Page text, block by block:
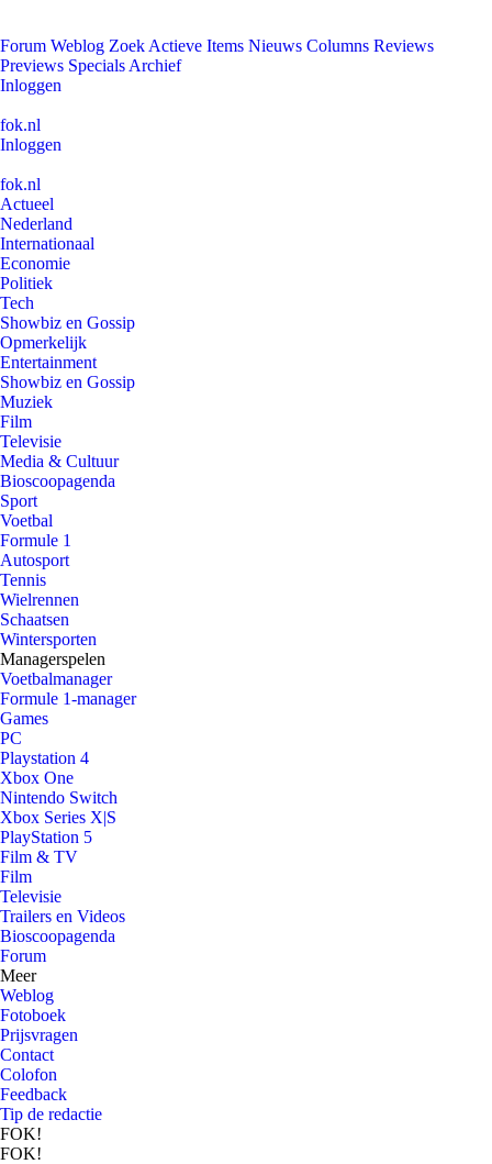
Forum Weblog Zoek Actieve Items Nieuws Columns Reviews
Previews Specials Archief
Inloggen
fok.nl
Inloggen
fok.nl
Actueel
Nederland
Internationaal
Economie
Politiek
Tech
Showbiz en Gossip
Opmerkelijk
Entertainment
Showbiz en Gossip
Muziek
Film
Televisie
Media & Cultuur
Bioscoopagenda
Sport
Voetbal
Formule 1
Autosport
Tennis
Wielrennen
Schaatsen
Wintersporten
Managerspelen
Voetbalmanager
Formule 1-manager
Games
PC
Playstation 4
Xbox One
Nintendo Switch
Xbox Series X|S
PlayStation 5
Film & TV
Film
Televisie
Trailers en Videos
Bioscoopagenda
Forum
Meer
Weblog
Fotoboek
Prijsvragen
Contact
Colofon
Feedback
Tip de redactie
FOK!
FOK!